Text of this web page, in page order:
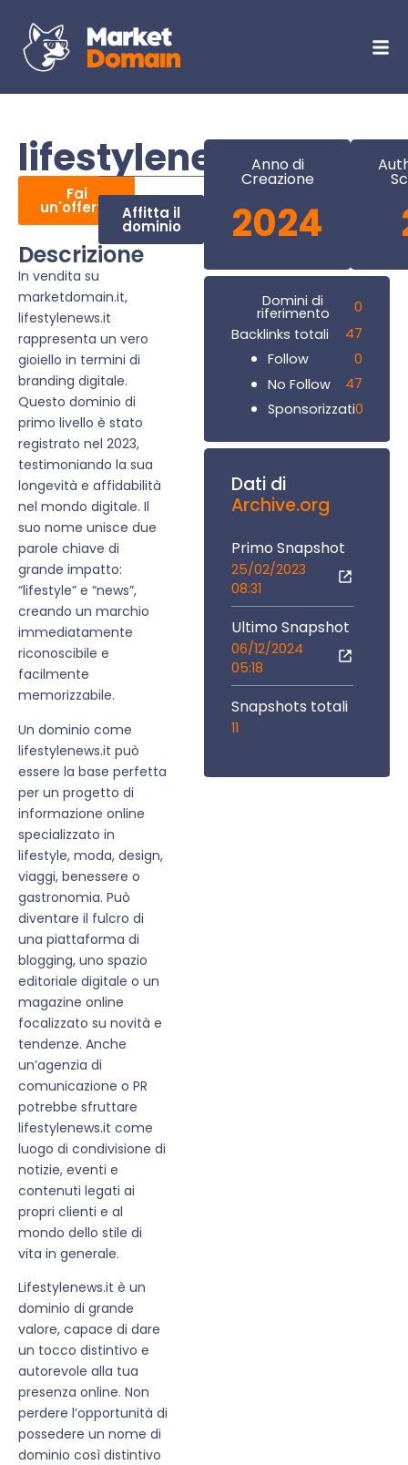
lifestylenews.it
Fai
un'offerta Affitta il
dominio
Descrizione
In vendita su
marketdomain.it,
lifestylenews.it
rappresenta un vero
gioiello in termini di
branding digitale.
Questo dominio di
primo livello è stato
registrato nel 2023,
testimoniando la sua
longevità e affidabilità
nel mondo digitale. Il
suo nome unisce due
parole chiave di
grande impatto:
“lifestyle” e “news”,
creando un marchio
immediatamente
riconoscibile e
facilmente
memorizzabile.
Un dominio come
lifestylenews.it può
essere la base perfetta
per un progetto di
informazione online
specializzato in
lifestyle, moda, design,
viaggi, benessere o
gastronomia. Può
diventare il fulcro di
una piattaforma di
blogging, uno spazio
editoriale digitale o un
magazine online
focalizzato su novità e
tendenze. Anche
un’agenzia di
comunicazione o PR
potrebbe sfruttare
lifestylenews.it come
luogo di condivisione di
notizie, eventi e
contenuti legati ai
propri clienti e al
mondo dello stile di
vita in generale.
Lifestylenews.it è un
dominio di grande
valore, capace di dare
un tocco distintivo e
autorevole alla tua
presenza online. Non
perdere l’opportunità di
possedere un nome di
dominio così distintivo
Anno di
Creazione
2024
Domini di
riferimento
0
Backlinks totali
47
Follow
0
No Follow
47
Sponsorizzati0
Dati di
Archive.org
Primo Snapshot
25/02/2023
08:31
Ultimo Snapshot
06/12/2024
05:18
Snapshots totali
11